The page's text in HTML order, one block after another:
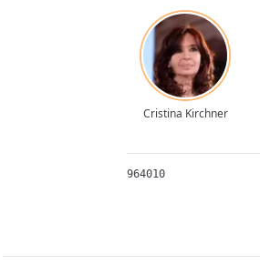
Cristina Kirchner
964010